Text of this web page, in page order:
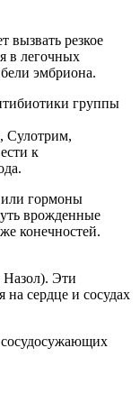
вызвать резкое
в легочных
эмбриона.
группы
Сулотрим,
к
или гормоны
врожденные
конечностей.
Эти
на сердце и сосудах
сосудосужающих